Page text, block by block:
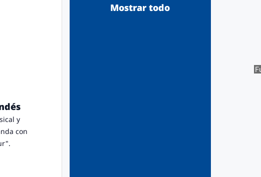
y
con
Mostrar todo